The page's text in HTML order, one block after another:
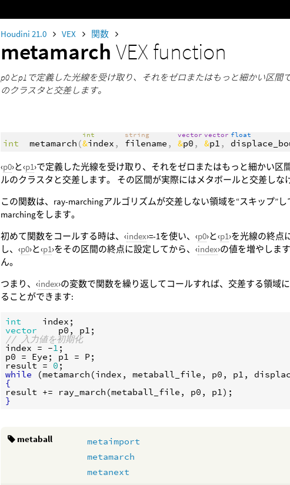
Houdini 21.0 VEX 関数
metamarchVEX function
p0とp1で定義した光線を受け取り、それをゼロまたはもっと細かい区
のクラスタと交差します。
int metamarch (
int
&index ,
string
filename ,
vector
&p0 ,
vector
&p1 ,
float
‹p0›と‹p1›で定義した光線を受け取り、それをゼロまたはもっと細かい区
ルのクラスタと交差します。 その区間が実際にはメタボールと交差しな
この関数は、ray-marchingアルゴリズムが交差しない領域を“スキップ”
marchingをします。
初めて関数をコールする時は、‹index›=-1を使い、‹p0›と‹p1›を光線の終点
し、‹p0›と‹p1›をその区間の終点に設定してから、‹index›の値を増やしま
ん。
つまり、‹index›の変数で関数を繰り返してコールすれば、交差する領域
ることができます:
int index
vector p0 , p1
// 入力値を初期化
index = -1
p0 = Eye ; p1 = P
result = 0
while (metamarch (index , metaball_file , p0 , p1 ,
{
result += ray_march (metaball_file , p0 , p1
}
metaball
metaimport
metamarch
metanext